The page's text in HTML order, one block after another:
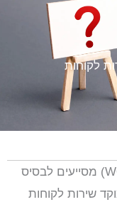
לקוחות
מרכזי שירות לקוחות ברחבי העולם (WCC) מסייעים לבסיס
שירות לקוחות